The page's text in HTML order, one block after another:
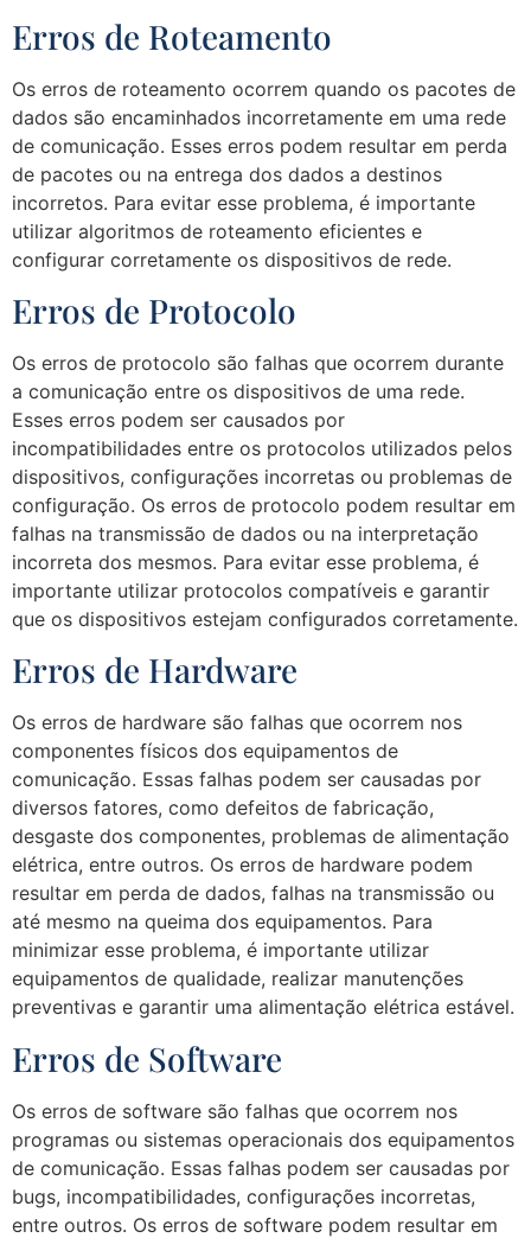
Erros de Roteamento
Os erros de roteamento ocorrem quando os pacotes de
dados são encaminhados incorretamente em uma rede
de comunicação. Esses erros podem resultar em perda
de pacotes ou na entrega dos dados a destinos
incorretos. Para evitar esse problema, é importante
utilizar algoritmos de roteamento eficientes e
configurar corretamente os dispositivos de rede.
Erros de Protocolo
Os erros de protocolo são falhas que ocorrem durante
a comunicação entre os dispositivos de uma rede.
Esses erros podem ser causados por
incompatibilidades entre os protocolos utilizados pelos
dispositivos, configurações incorretas ou problemas de
configuração. Os erros de protocolo podem resultar em
falhas na transmissão de dados ou na interpretação
incorreta dos mesmos. Para evitar esse problema, é
importante utilizar protocolos compatíveis e garantir
que os dispositivos estejam configurados corretamente.
Erros de Hardware
Os erros de hardware são falhas que ocorrem nos
componentes físicos dos equipamentos de
comunicação. Essas falhas podem ser causadas por
diversos fatores, como defeitos de fabricação,
desgaste dos componentes, problemas de alimentação
elétrica, entre outros. Os erros de hardware podem
resultar em perda de dados, falhas na transmissão ou
até mesmo na queima dos equipamentos. Para
minimizar esse problema, é importante utilizar
equipamentos de qualidade, realizar manutenções
preventivas e garantir uma alimentação elétrica estável.
Erros de Software
Os erros de software são falhas que ocorrem nos
programas ou sistemas operacionais dos equipamentos
de comunicação. Essas falhas podem ser causadas por
bugs, incompatibilidades, configurações incorretas,
entre outros. Os erros de software podem resultar em